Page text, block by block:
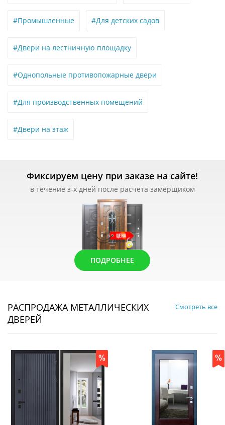
#Промышленные #Для детских садов
#Двери на лестничную площадку
#Однопольные противопожарные двери
#Для производственных помещений
#Двери на этаж
Фиксируем цену при заказе на сайте!
в течение з-х дней после расчета замерщиком
ПОДРОБНЕЕ
РАСПРОДАЖА МЕТАЛЛИЧЕСКИХ
ДВЕРЕЙ
Смотреть все